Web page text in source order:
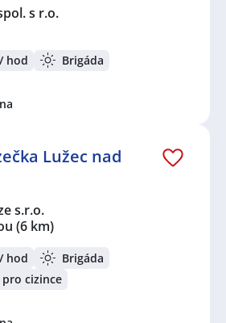
s r.o.
hod Brigáda
Lužec nad
s.r.o.
(6 km)
hod
Brigáda
cizince